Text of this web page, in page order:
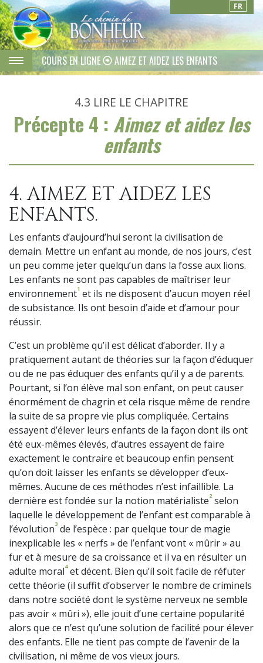
FR
COURS EN LIGNE AIMEZ ET AIDEZ LES ENFANTS
4.3 LIRE LE CHAPITRE
Précepte 4 : Aimez et aidez les
enfants
4. AIMEZ ET AIDEZ LES
ENFANTS.
Les enfants d’aujourd’hui seront la civilisation de
demain. Mettre un enfant au monde, de nos jours, c’est
un peu comme jeter quelqu’un dans la fosse aux lions.
Les enfants ne sont pas capables de maîtriser leur
environnement1 et ils ne disposent d’aucun moyen réel
de subsistance. Ils ont besoin d’aide et d’amour pour
réussir.
C’est un problème qu’il est délicat d’aborder. Il y a
pratiquement autant de théories sur la façon d’éduquer
ou de ne pas éduquer des enfants qu’il y a de parents.
Pourtant, si l’on élève mal son enfant, on peut causer
énormément de chagrin et cela risque même de rendre
la suite de sa propre vie plus compliquée. Certains
essayent d’élever leurs enfants de la façon dont ils ont
été eux-mêmes élevés, d’autres essayent de faire
exactement le contraire et beaucoup enfin pensent
qu’on doit laisser les enfants se développer d’eux-
mêmes. Aucune de ces méthodes n’est infaillible. La
dernière est fondée sur la notion matérialiste2 selon
laquelle le développement de l’enfant est comparable à
l’évolution3 de l’espèce : par quelque tour de magie
inexplicable les « nerfs » de l’enfant vont « mûrir » au
fur et à mesure de sa croissance et il va en résulter un
adulte moral4et décent. Bien qu’il soit facile de réfuter
cette théorie (il suffit d’observer le nombre de criminels
dans notre société dont le système nerveux ne semble
pas avoir « mûri »), elle jouit d’une certaine popularité
alors que ce n’est qu’une solution de facilité pour élever
des enfants. Elle ne tient pas compte de l’avenir de la
civilisation, ni même de vos vieux jours.